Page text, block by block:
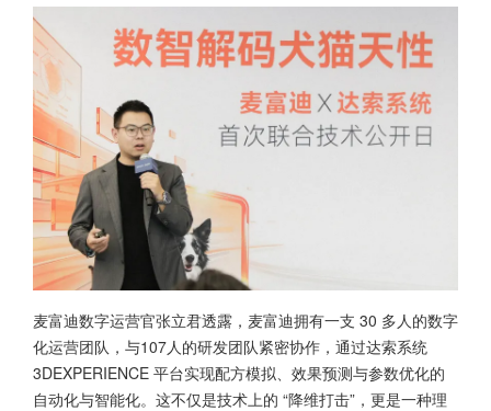
麦富迪数字运营官张立君透露，麦富迪拥有一支 30 多人的数字
化运营团队，与107人的研发团队紧密协作，通过达索系统
3DEXPERIENCE 平台实现配方模拟、效果预测与参数优化的
自动化与智能化。这不仅是技术上的 “降维打击”，更是一种理